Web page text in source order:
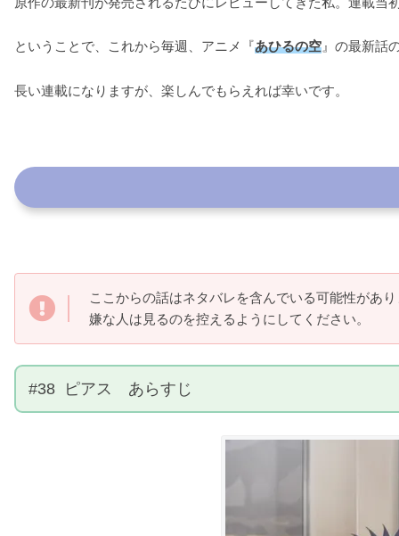
ということで、これから毎週、アニメ『あひるの空 』の最新話
長い連載になりますが、楽しんでもらえれば幸いです。
ここからの話はネタバレを含んでいる可能性があ
嫌な人は見るのを控えるようにしてください。
#38 ピアス あらすじ